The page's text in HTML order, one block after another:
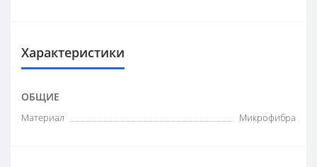
Характеристики
ОБЩИЕ
Материал Микрофибра